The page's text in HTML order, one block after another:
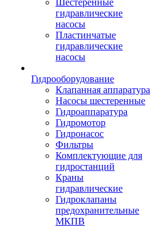
Шестеренные
гидравлические
насосы
Пластинчатые
гидравлические
насосы
Гидрооборудование
Клапанная аппаратура
Насосы шестеренные
Гидроаппаратура
Гидромотор
Гидронасос
Фильтры
Комплектующие для
гидростанций
Краны
гидравлические
Гидроклапаны
предохранительные
МКПВ